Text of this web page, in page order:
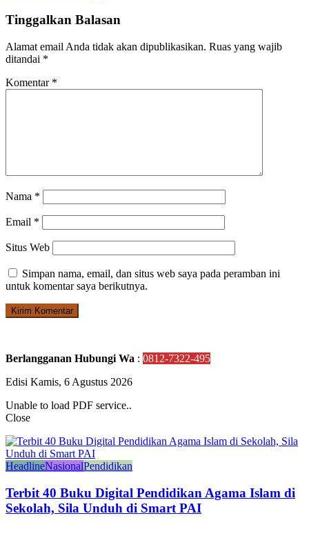
Tinggalkan Balasan
Alamat email Anda tidak akan dipublikasikan. Ruas yang wajib
ditandai *
Komentar *
Nama *
Email *
Situs Web
Simpan nama, email, dan situs web saya pada peramban ini
untuk komentar saya berikutnya.
Berlangganan Hubungi Wa : 0812-7322-495
Edisi Kamis, 6 Agustus 2026
Unable to load PDF service..
Close
HeadlineNasionalPendidikan
Terbit 40 Buku Digital Pendidikan Agama Islam di
Sekolah, Sila Unduh di Smart PAI